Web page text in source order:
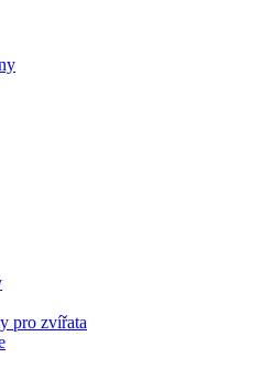
pro zvířata